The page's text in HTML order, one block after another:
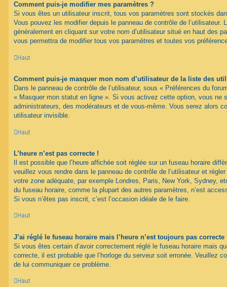
Comment puis-je modifier mes paramètres ?
Si vous êtes un utilisateur inscrit, tous vos paramètres sont stockés
Vous pouvez les modifier depuis le panneau de contrôle de l’utilisateur.
généralement en cliquant sur votre nom d’utilisateur situé en haut des
vous permettra de modifier tous vos paramètres et toutes vos
Haut
Comment puis-je masquer mon nom d’utilisateur de la liste des
Dans le panneau de contrôle de l’utilisateur, sous « Préférences du
« Masquer mon statut en ligne ». Si vous activez cette option, vous ne
administrateurs, des modérateurs et de vous-même. Vous serez alors
utilisateur invisible.
Haut
L’heure n’est pas correcte !
Il est possible que l’heure affichée soit réglée sur un fuseau horaire
veuillez vous rendre dans le panneau de contrôle de l’utilisateur et
votre zone adéquate, par exemple Londres, Paris, New York, Sydney,
du fuseau horaire, comme la plupart des autres paramètres, n’est
Si vous n’êtes pas inscrit, c’est l’occasion idéale de le faire.
Haut
J’ai réglé le fuseau horaire mais l’heure n’est toujours pas correcte
Si vous êtes certain d’avoir correctement réglé le fuseau horaire mais
correcte, il est probable que l’horloge du serveur soit erronée. Veuillez
de lui communiquer ce problème.
Haut